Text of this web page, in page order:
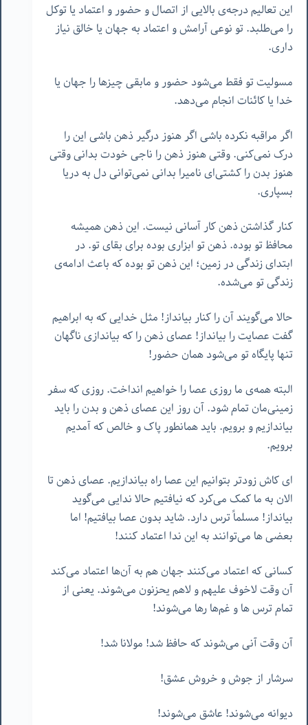
این تعالیم درجه‌ی بالایی از اتصال و حضور و اعتماد یا توکل
را می‌طلبد. تو نوعی آرامش و اعتماد به جهان یا خالق نیاز
داری.
مسولیت تو فقط می‌شود حضور و مابقی چیزها را جهان یا
خدا یا کائنات انجام می‌دهد.
اگر مراقبه نکرده باشی اگر هنوز درگیر ذهن باشی این را
درک نمی‌کنی. وقتی هنوز ذهن را ناجی خودت بدانی وقتی
هنوز بدن را کشتی‌ای نامیرا بدانی نمی‌توانی دل به دریا
بسپاری.
کنار گذاشتن ذهن کار آسانی نیست. این ذهن همیشه
محافظ تو بوده. ذهن تو ابزاری بوده برای بقای تو. در
ابتدای زندگی در زمین؛ این ذهن تو بوده که باعث ادامه‌ی
زندگی تو می‌شده.
حالا می‌گویند آن را کنار بیانداز! مثل خدایی که به ابراهیم
گفت عصایت را بیانداز! عصای ذهن را که بیاندازی ناگهان
تنها پایگاه تو می‌شود همان حضور!
البته همه‌ی ما روزی عصا را خواهیم انداخت. روزی که سفر
زمینی‌مان تمام شود. آن روز این عصای ذهن و بدن را باید
بیاندازیم و برویم. باید همانطور پاک و خالص که آمدیم
برویم.
ای کاش زودتر بتوانیم این عصا راه بیاندازیم. عصای ذهن تا
الان به ما کمک می‌کرد که نیافتیم حالا ندایی می‌گوید
بیانداز! مسلماً ترس دارد. شاید بدون عصا بیافتیم! اما
بعضی ها می‌توانند به این ندا اعتماد کنند!
کسانی که اعتماد می‌کنند جهان هم به آن‌ها اعتماد می‌کند
آن وقت لاخوف علیهم و لاهم یحزنون می‌شوند. یعنی از
تمام ترس ها و غم‌ها رها می‌شوند!
آن وقت آنی می‌شوند که حافظ شد! مولانا شد!
سرشار از جوش و خروش عشق!
دیوانه می‌شوند! عاشق می‌شوند!